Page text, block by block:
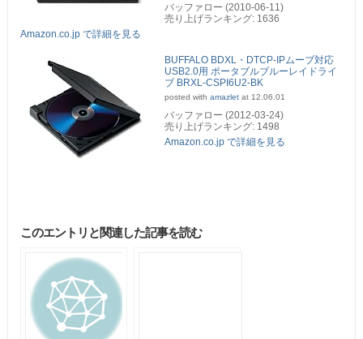
バッファロー (2010-06-11)
売り上げランキング: 1636
Amazon.co.jp で詳細を見る
BUFFALO BDXL・DTCP-IPムーブ対応
USB2.0用 ポータブルブルーレイドライ
ブ BRXL-CSPI6U2-BK
posted with amazletat 12.06.01
バッファロー (2012-03-24)
売り上げランキング: 1498
Amazon.co.jp で詳細を見る
このエントリと関連した記事を読む